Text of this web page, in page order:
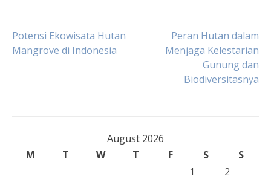
Post
Potensi Ekowisata Hutan
Mangrove di Indonesia
Peran Hutan dalam
Menjaga Kelestarian
Gunung dan
Biodiversitasnya
August 2026
M
T W T F S
S
1
2